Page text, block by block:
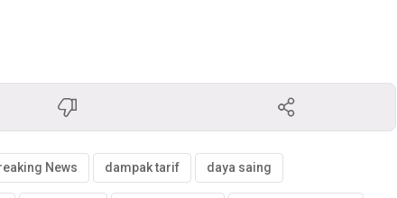
News dampak tarif daya saing